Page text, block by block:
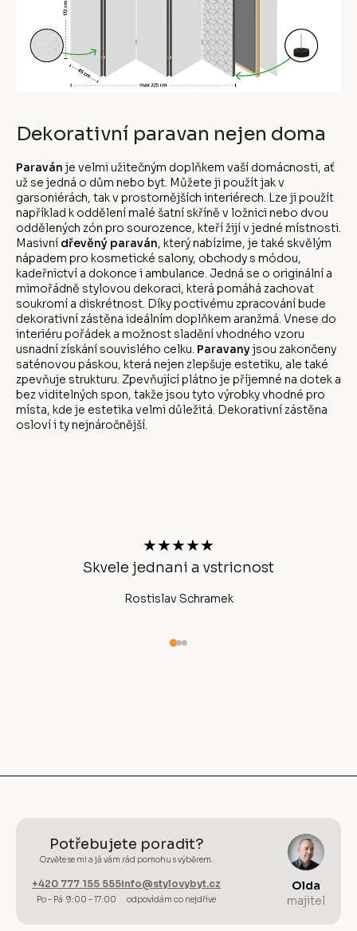
Dekorativní paravan nejen doma
Paraván je velmi užitečným doplňkem vaší domácnosti, ať
už se jedná o dům nebo byt. Můžete ji použít jak v
garsoniérách, tak v prostornějších interiérech. Lze ji použít
například k oddělení malé šatní skříně v ložnici nebo dvou
oddělených zón pro sourozence, kteří žijí v jedné místnosti.
Masivní dřevěný paraván, který nabízíme, je také skvělým
nápadem pro kosmetické salony, obchody s módou,
kadeřnictví a dokonce i ambulance. Jedná se o originální a
mimořádně stylovou dekoraci, která pomáhá zachovat
soukromí a diskrétnost. Díky poctivému zpracování bude
dekorativní zástěna ideálním doplňkem aranžmá. Vnese do
interiéru pořádek a možnost sladění vhodného vzoru
usnadní získání souvislého celku. Paravanyjsou zakončeny
saténovou páskou, která nejen zlepšuje estetiku, ale také
zpevňuje strukturu. Zpevňující plátno je příjemné na dotek a
bez viditelných spon, takže jsou tyto výrobky vhodné pro
místa, kde je estetika velmi důležitá. Dekorativní zástěna
osloví i ty nejnáročnější.
★★★★★
Skvele jednani a vstricnost
Rostislav Schramek
Potřebujete poradit?
Ozvěte se mi a já vám rád pomohu s výběrem.
+420 777 155 555
Po – Pá 9:00 – 17:00
info@stylovybyt.cz
odpovídám co nejdříve
Olda
majitel